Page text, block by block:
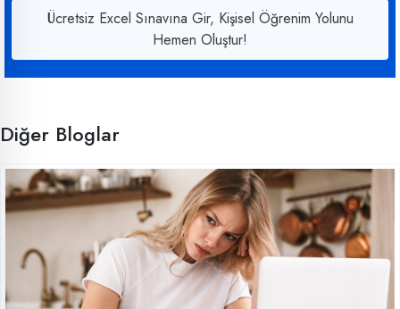
Ücretsiz Excel Sınavına Gir, Kişisel Öğrenim Yolunu
Hemen Oluştur!
Diğer Bloglar